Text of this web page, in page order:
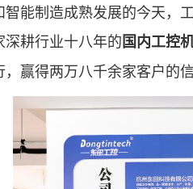
制造成熟发展的今天，
耕行业十八年的国内工控
赢得两万八千余家客户的信